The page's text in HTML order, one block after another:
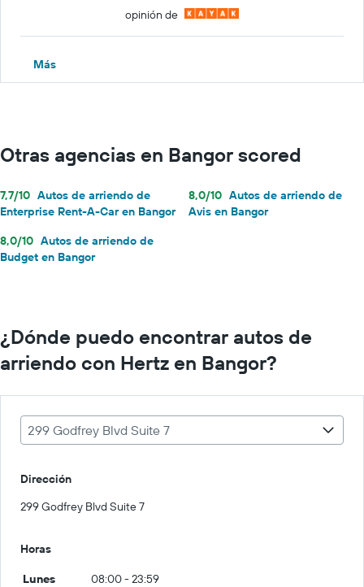
opinión de
Más
Otras agencias en Bangor scored
7,7/10 Autos de arriendo de
Enterprise Rent-A-Car en Bangor
8,0/10 Autos de arriendo de
Avis en Bangor
8,0/10 Autos de arriendo de
Budget en Bangor
¿Dónde puedo encontrar autos de
arriendo con Hertz en Bangor?
299 Godfrey Blvd Suite 7
Dirección
299 Godfrey Blvd Suite 7
Horas
Lunes
08:00 - 23:59